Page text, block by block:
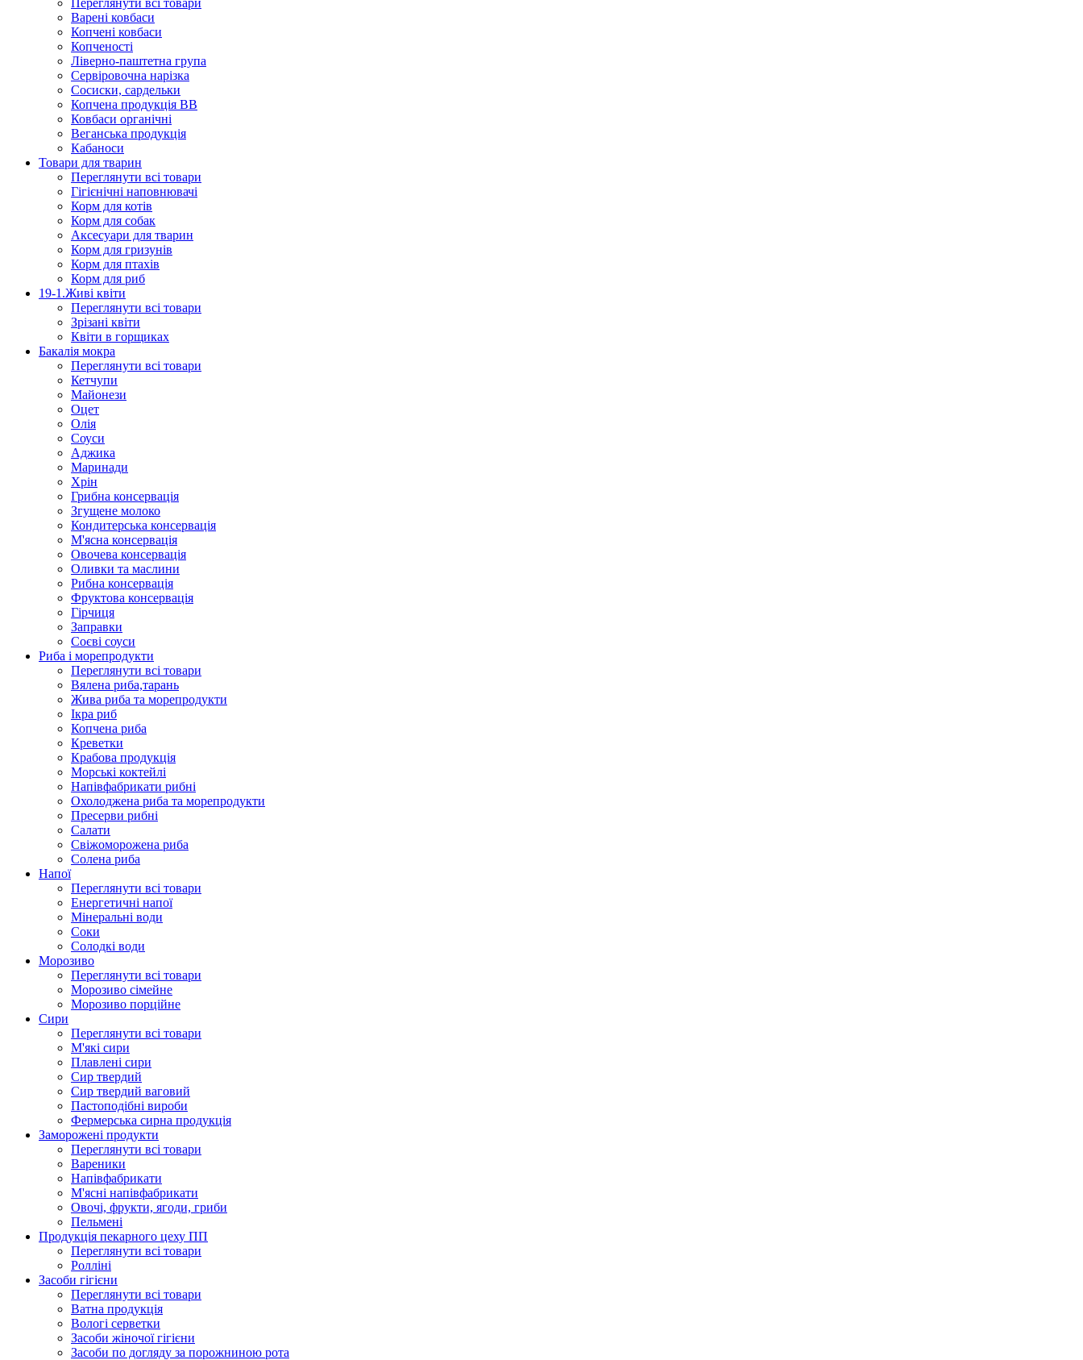
Переглянути всі товари
Варені ковбаси
Копчені ковбаси
Копченості
Ліверно-паштетна група
Сервіровочна нарізка
Сосиски, сардельки
Копчена продукція ВВ
Ковбаси органічні
Веганська продукція
Кабаноси
Товари для тварин
Переглянути всі товари
Гігієнічні наповнювачі
Корм для котів
Корм для собак
Аксесуари для тварин
Корм для гризунів
Корм для птахів
Корм для риб
19-1.Живі квіти
Переглянути всі товари
Зрізані квіти
Квіти в горщиках
Бакалія мокра
Переглянути всі товари
Кетчупи
Майонези
Оцет
Олія
Соуси
Аджика
Маринади
Хрін
Грибна консервація
Згущене молоко
Кондитерська консервація
М'ясна консервація
Овочева консервація
Оливки та маслини
Рибна консервація
Фруктова консервація
Гірчиця
Заправки
Соєві соуси
Риба і морепродукти
Переглянути всі товари
Вялена риба,тарань
Жива риба та морепродукти
Ікра риб
Копчена риба
Крeветки
Крабова продукція
Морські коктейлi
Напівфабрикати рибні
Охолоджена риба та морепродукти
Пресерви рибні
Сaлати
Свіжоморожена риба
Солена риба
Напої
Переглянути всі товари
Енергетичні напої
Мінеральні води
Соки
Солодкі води
Морозиво
Переглянути всі товари
Морозиво сімейне
Морозиво порційне
Сири
Переглянути всі товари
М'які сири
Плавлені сири
Сир твердий
Сир твердий ваговий
Пастоподібні вироби
Фермерська сирна продукція
Заморожені продукти
Переглянути всі товари
Вареники
Напівфабрикати
М'ясні напівфабрикати
Овочі, фрукти, ягоди, гриби
Пельмені
Продукцiя пекарного цеху ПП
Переглянути всі товари
Ролліні
Засоби гігієни
Переглянути всі товари
Ватна продукція
Вологi серветки
Засоби жіночої гігієни
Засоби по догляду за порожниною рота